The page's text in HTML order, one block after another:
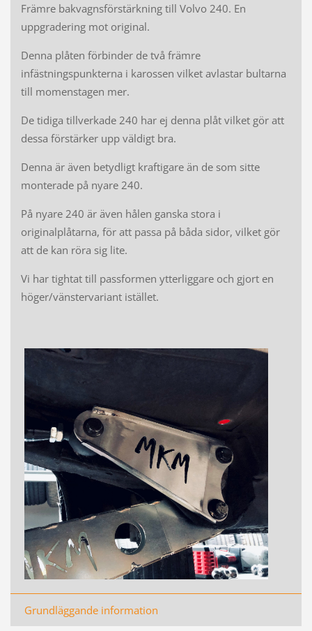
Främre bakvagnsförstärkning till Volvo 240. En
uppgradering mot original.
Denna plåten förbinder de två främre
infästningspunkterna i karossen vilket avlastar bultarna
till momenstagen mer.
De tidiga tillverkade 240 har ej denna plåt vilket gör att
dessa förstärker upp väldigt bra.
Denna är även betydligt kraftigare än de som sitte
monterade på nyare 240.
På nyare 240 är även hålen ganska stora i
originalplåtarna, för att passa på båda sidor, vilket gör
att de kan röra sig lite.
Vi har tightat till passformen ytterliggare och gjort en
höger/vänstervariant istället.
Grundläggande information